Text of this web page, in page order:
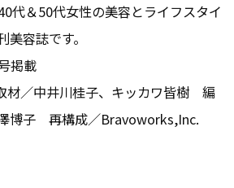
代＆50代女性の美容とライフスタイ
容誌です。
掲載
／中井川桂子、キッカワ皆樹 編
博子 再構成／Bravoworks,Inc.